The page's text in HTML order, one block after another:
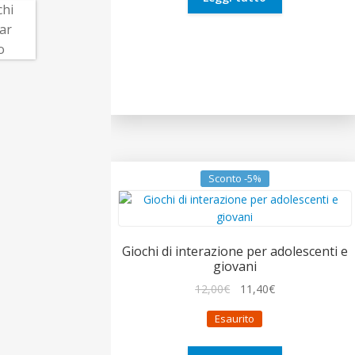
Sconto -5%
Giochi di interazione per adolescenti e
giovani
12,00€
originale
11,40€Il
Esaurito